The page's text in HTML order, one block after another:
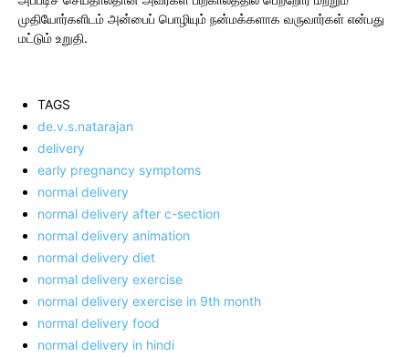
முதியோர்களிடம் அன்பைப் பொழியும் நன்மக்களாக வருவார்கள் என்பது
மட்டும் உறுதி.
TAGS
de.v.s.natarajan
delivery
early pregnancy symptoms
normal delivery
normal delivery after c-section
normal delivery animation
normal delivery diet
normal delivery exercise
normal delivery exercise in 9th month
normal delivery food
normal delivery in hindi